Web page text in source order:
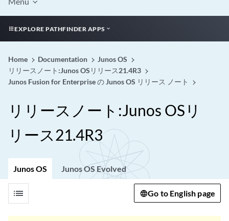
EXPLORE PATHFINDER APPS
Home Documentation
Junos OS
リリースノート:Junos OSリリース21.4R3
Junos Fusion for Enterprise の Junos OS リリース ノート
リリースノート:Junos OSリ
リース21.4R3
Junos OS Junos OS Evolved
list Go to English page